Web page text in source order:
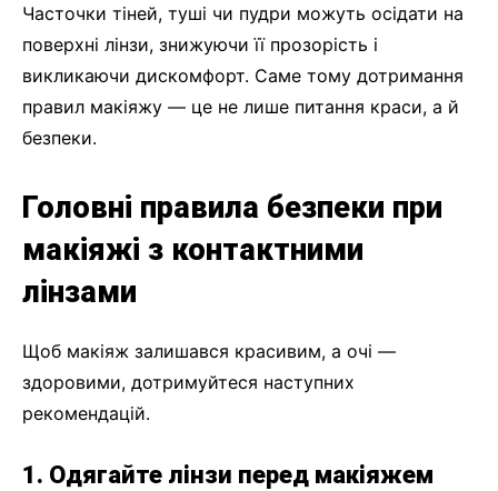
Часточки тіней, туші чи пудри можуть осідати на
поверхні лінзи, знижуючи її прозорість і
викликаючи дискомфорт. Саме тому дотримання
правил макіяжу — це не лише питання краси, а й
безпеки.
Головні правила безпеки при
макіяжі з контактними
лінзами
Щоб макіяж залишався красивим, а очі —
здоровими, дотримуйтеся наступних
рекомендацій.
1. Одягайте лінзи перед макіяжем